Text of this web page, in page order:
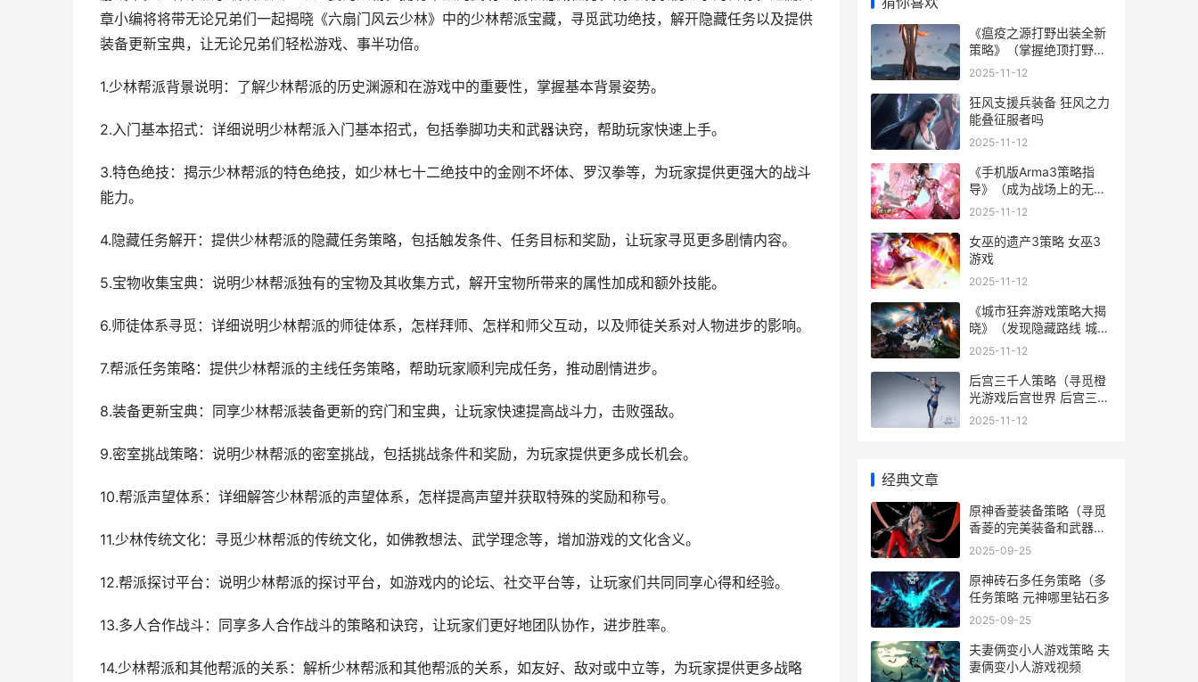
章小编将将带无论兄弟们一起揭晓《六扇门风云少林》中的少林帮派宝藏，寻觅武功绝技，解开隐藏任务以及提供
装备更新宝典，让无论兄弟们轻松游戏、事半功倍。
1.少林帮派背景说明：了解少林帮派的历史渊源和在游戏中的重要性，掌握基本背景姿势。
2.入门基本招式：详细说明少林帮派入门基本招式，包括拳脚功夫和武器诀窍，帮助玩家快速上手。
3.特色绝技：揭示少林帮派的特色绝技，如少林七十二绝技中的金刚不坏体、罗汉拳等，为玩家提供更强大的战斗
能力。
4.隐藏任务解开：提供少林帮派的隐藏任务策略，包括触发条件、任务目标和奖励，让玩家寻觅更多剧情内容。
5.宝物收集宝典：说明少林帮派独有的宝物及其收集方式，解开宝物所带来的属性加成和额外技能。
6.师徒体系寻觅：详细说明少林帮派的师徒体系，怎样拜师、怎样和师父互动，以及师徒关系对人物进步的影响。
7.帮派任务策略：提供少林帮派的主线任务策略，帮助玩家顺利完成任务，推动剧情进步。
8.装备更新宝典：同享少林帮派装备更新的窍门和宝典，让玩家快速提高战斗力，击败强敌。
9.密室挑战策略：说明少林帮派的密室挑战，包括挑战条件和奖励，为玩家提供更多成长机会。
10.帮派声望体系：详细解答少林帮派的声望体系，怎样提高声望并获取特殊的奖励和称号。
11.少林传统文化：寻觅少林帮派的传统文化，如佛教想法、武学理念等，增加游戏的文化含义。
12.帮派探讨平台：说明少林帮派的探讨平台，如游戏内的论坛、社交平台等，让玩家们共同同享心得和经验。
13.多人合作战斗：同享多人合作战斗的策略和诀窍，让玩家们更好地团队协作，进步胜率。
14.少林帮派和其他帮派的关系：解析少林帮派和其他帮派的关系，如友好、敌对或中立等，为玩家提供更多战略
《瘟疫之源打野出装全新
策略》（掌握绝顶打野英
雄出装 2021瘟疫之源打
2025-11-12
狂风支援兵装备 狂风之力
能叠征服者吗
2025-11-12
《手机版Arma3策略指
导》（成为战场上的无人
能敌指挥官 arma3ace
2025-11-12
女巫的遗产3策略 女巫3
游戏
2025-11-12
《城市狂奔游戏策略大揭
晓》（发现隐藏路线 城市
狂热无限金币版
2025-11-12
后宫三千人策略（寻觅橙
光游戏后宫世界 后宫三千
人是什么游戏
2025-11-12
经典文章
原神香菱装备策略（寻觅
香菱的完美装备和武器挑
选 香菱 装备
2025-09-25
原神砖石多任务策略（多
任务策略 元神哪里钻石多
2025-09-25
夫妻俩变小人游戏策略 夫
妻俩变小人游戏视频